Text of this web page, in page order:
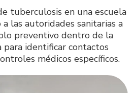
tuberculosis en una escuela
las autoridades sanitarias a
preventivo dentro de la
identificar contactos
médicos específicos.